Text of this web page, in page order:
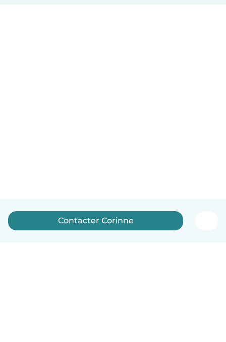
Contacter Corinne